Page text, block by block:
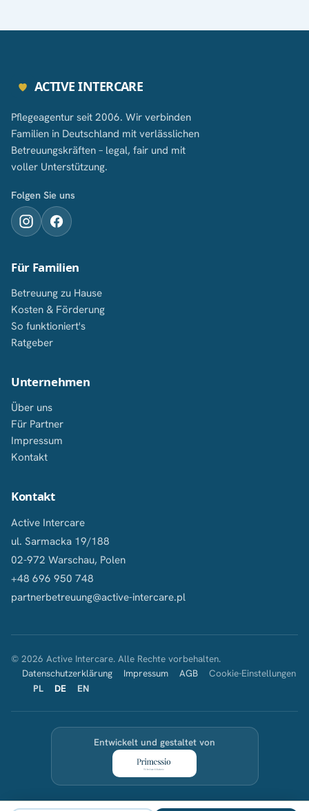
ACTIVE INTERCARE
Pflegeagentur seit 2006. Wir verbinden
Familien in Deutschland mit verlässlichen
Betreuungskräften – legal, fair und mit
voller Unterstützung.
Folgen Sie uns
Für Familien
Betreuung zu Hause
Kosten & Förderung
So funktioniert's
Ratgeber
Unternehmen
Über uns
Für Partner
Impressum
Kontakt
Kontakt
Active Intercare
ul. Sarmacka 19/188
02-972 Warschau, Polen
+48 696 950 748
partnerbetreuung@active-intercare.pl
© 2026 Active Intercare. Alle Rechte vorbehalten.
Datenschutzerklärung
Impressum AGB
Cookie-Einstellungen
PL
DE EN
Entwickelt und gestaltet von